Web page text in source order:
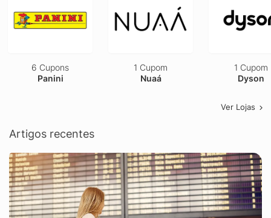
6 Cupons
Panini
1 Cupom
Nuaá
1 Cupom
Dyson
Ver Lojas
Artigos recentes